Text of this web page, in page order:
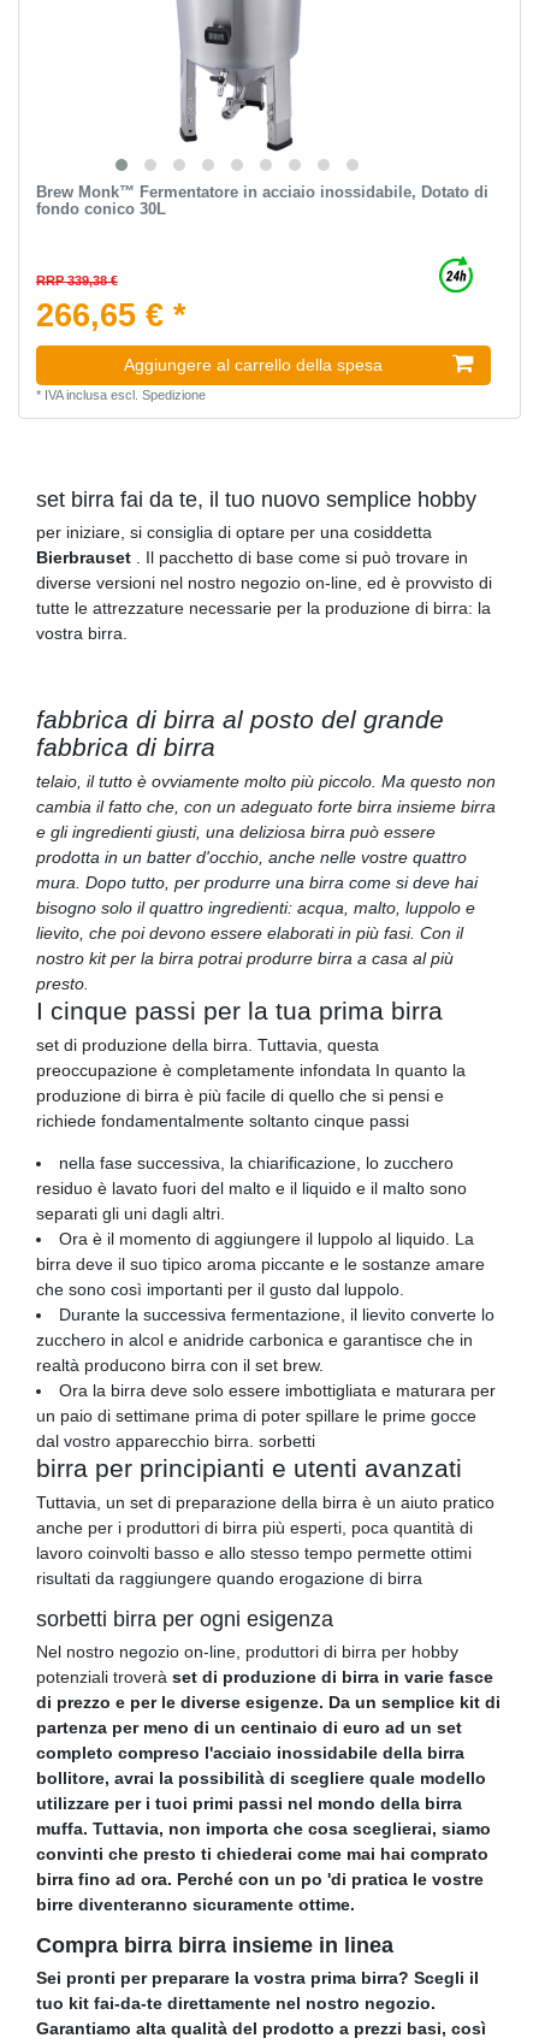
Brew Monk™ Fermentatore in acciaio inossidabile, Dotato di
fondo conico 30L
RRP 339,38 €
266,65 € *
Aggiungere al carrello della spesa
* IVA inclusaescl. Spedizione
set birra fai da te, il tuo nuovo semplice hobby
per iniziare, si consiglia di optare per una cosiddetta
Bierbrauset
. Il pacchetto di base come si può trovare in
diverse versioni nel nostro negozio on-line, ed è provvisto di
tutte le attrezzature necessarie per la produzione di birra: la
vostra birra.
fabbrica di birra al posto del grande
fabbrica di birra
telaio, il tutto è ovviamente molto più piccolo. Ma questo non
cambia il fatto che, con un adeguato forte birra insieme birra
e gli ingredienti giusti, una deliziosa birra può essere
prodotta in un batter d'occhio, anche nelle vostre quattro
mura. Dopo tutto, per produrre una birra come si deve hai
bisogno solo il quattro ingredienti: acqua, malto, luppolo e
lievito, che poi devono essere elaborati in più fasi. Con il
nostro kit per la birra potrai produrre birra a casa al più
presto.
I cinque passi per la tua prima birra
set di produzione della birra. Tuttavia, questa
preoccupazione è completamente infondata In quanto la
produzione di birra è più facile di quello che si pensi e
richiede fondamentalmente soltanto cinque passi
nella fase successiva, la chiarificazione, lo zucchero
residuo è lavato fuori del malto e il liquido e il malto sono
separati gli uni dagli altri.
Ora è il momento di aggiungere il luppolo al liquido. La
birra deve il suo tipico aroma piccante e le sostanze amare
che sono così importanti per il gusto dal luppolo.
Durante la successiva fermentazione, il lievito converte lo
zucchero in alcol e anidride carbonica e garantisce che in
realtà producono birra con il set brew.
Ora la birra deve solo essere imbottigliata e maturara per
un paio di settimane prima di poter spillare le prime gocce
dal vostro apparecchio birra. sorbetti
birra per principianti e utenti avanzati
Tuttavia, un set di preparazione della birra è un aiuto pratico
anche per i produttori di birra più esperti, poca quantità di
lavoro coinvolti basso e allo stesso tempo permette ottimi
risultati da raggiungere quando erogazione di birra
sorbetti birra per ogni esigenza
Nel nostro negozio on-line, produttori di birra per hobby
potenziali troverà set di produzione di birra in varie fasce
di prezzo e per le diverse esigenze. Da un semplice kit di
partenza per meno di un centinaio di euro ad un set
completo compreso l'acciaio inossidabile della birra
bollitore, avrai la possibilità di scegliere quale modello
utilizzare per i tuoi primi passi nel mondo della birra
muffa. Tuttavia, non importa che cosa sceglierai, siamo
convinti che presto ti chiederai come mai hai comprato
birra fino ad ora. Perché con un po 'di pratica le vostre
birre diventeranno sicuramente ottime.
Compra birra birra insieme in linea
Sei pronti per preparare la vostra prima birra? Scegli il
tuo kit fai-da-te direttamente nel nostro negozio.
Garantiamo alta qualità del prodotto a prezzi basi, così